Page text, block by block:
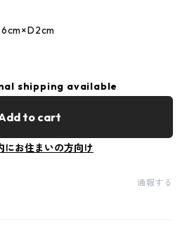
shipping available
to cart
にお住まいの方向け
通報する